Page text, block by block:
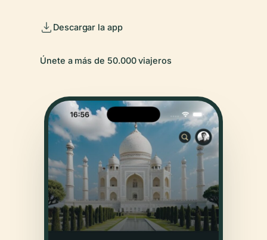
Descargar la app
Únete a más de 50.000 viajeros